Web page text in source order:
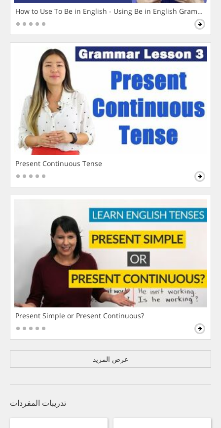
How to Use To Be in English - Using Be in English Grammar
Present Continuous Tense
Present Simple or Present Continuous?
عرض المزيد
تدريبات المفردات